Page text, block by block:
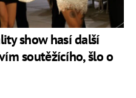
show hasí další
soutěžícího, šlo o